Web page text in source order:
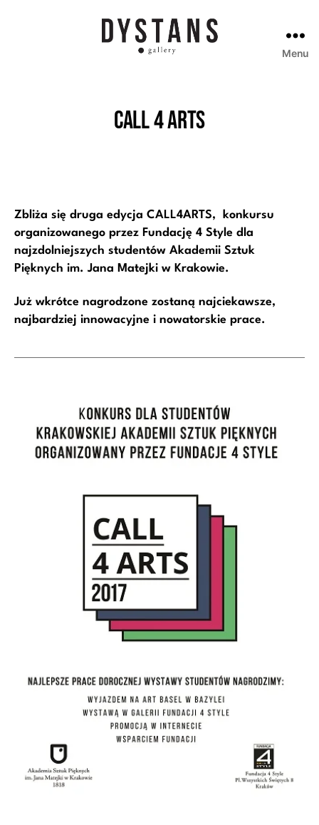
Menu
Call 4 Arts
Zbliża się druga edycja CALL4ARTS, konkursu
organizowanego przez Fundację 4 Style dla
najzdolniejszych studentów Akademii Sztuk
Pięknych im. Jana Matejki w Krakowie.
Już wkrótce nagrodzone zostaną najciekawsze,
najbardziej innowacyjne i nowatorskie prace.